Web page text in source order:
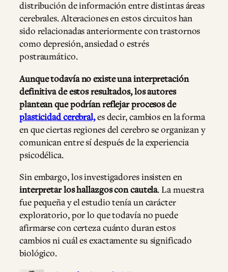
distribución de información entre distintas áreas
cerebrales. Alteraciones en estos circuitos han
sido relacionadas anteriormente con trastornos
como depresión, ansiedad o estrés
postraumático.
Aunque todavía no existe una interpretación
definitiva de estos resultados, los autores
plantean que podrían reflejar procesos de
plasticidad cerebral,es decir, cambios en la forma
en que ciertas regiones del cerebro se organizan y
comunican entre sí después de la experiencia
psicodélica.
Sin embargo, los investigadores insisten en
interpretar los hallazgos con cautela. La muestra
fue pequeña y el estudio tenía un carácter
exploratorio, por lo que todavía no puede
afirmarse con certeza cuánto duran estos
cambios ni cuál es exactamente su significado
biológico.